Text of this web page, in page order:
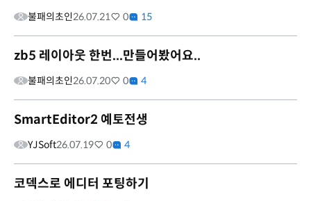
불패의초인26.07.21 0 15
zb5 레이아웃 한번...만들어봤어요..
불패의초인26.07.20 0 4
SmartEditor2 예토전생
YJSoft26.07.19 0 4
코덱스로 에디터 포팅하기